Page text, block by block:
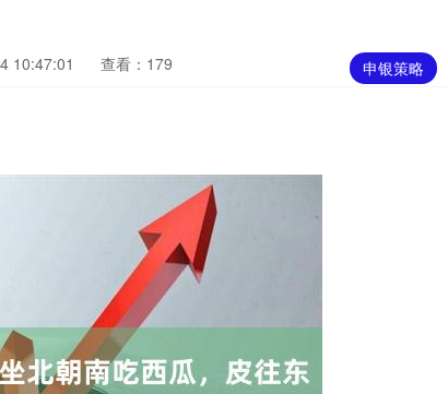
申银策略
10:47:01 查看：179